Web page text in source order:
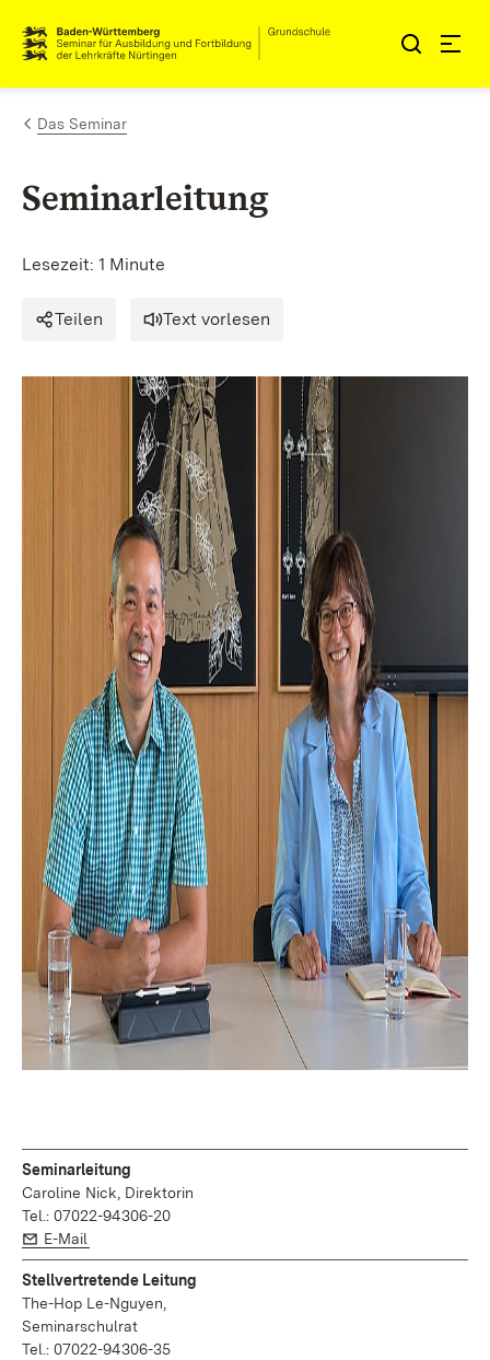
Zum Inhalt springen
Link zur Startseite
Das Seminar
Seminarleitung
Lesezeit: 1 Minute
Teilen Text vorlesen
Seminarleitung
Caroline Nick, Direktorin
Tel.: 07022-94306-20
E-Mail:
E-Mail
Stellvertretende Leitung
The-Hop Le-Nguyen,
Seminarschulrat
Tel.: 07022-94306-35